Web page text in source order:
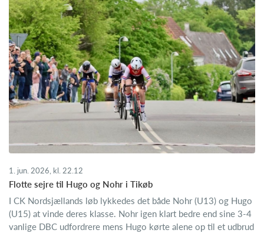
1. jun. 2026, kl. 22.12
Flotte sejre til Hugo og Nohr i Tikøb
I CK Nordsjællands løb lykkedes det både Nohr (U13) og Hugo
(U15) at vinde deres klasse. Nohr igen klart bedre end sine 3-4
vanlige DBC udfordrere mens Hugo kørte alene op til et udbrud